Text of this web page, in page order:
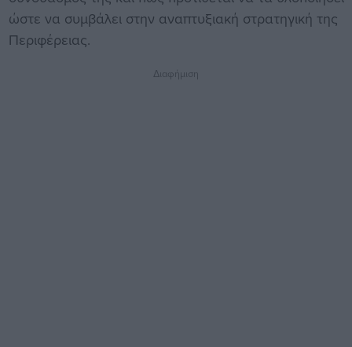
ώστε να συμβάλει στην αναπτυξιακή στρατηγική της
Περιφέρειας.
Διαφήμιση